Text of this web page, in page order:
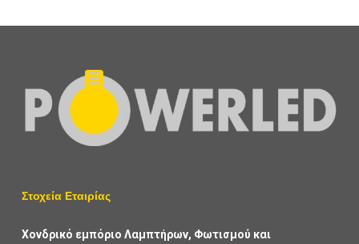
Στοχεία Εταιρίας
Χονδρικό εμπόριο Λαμπτήρων, Φωτισμού και